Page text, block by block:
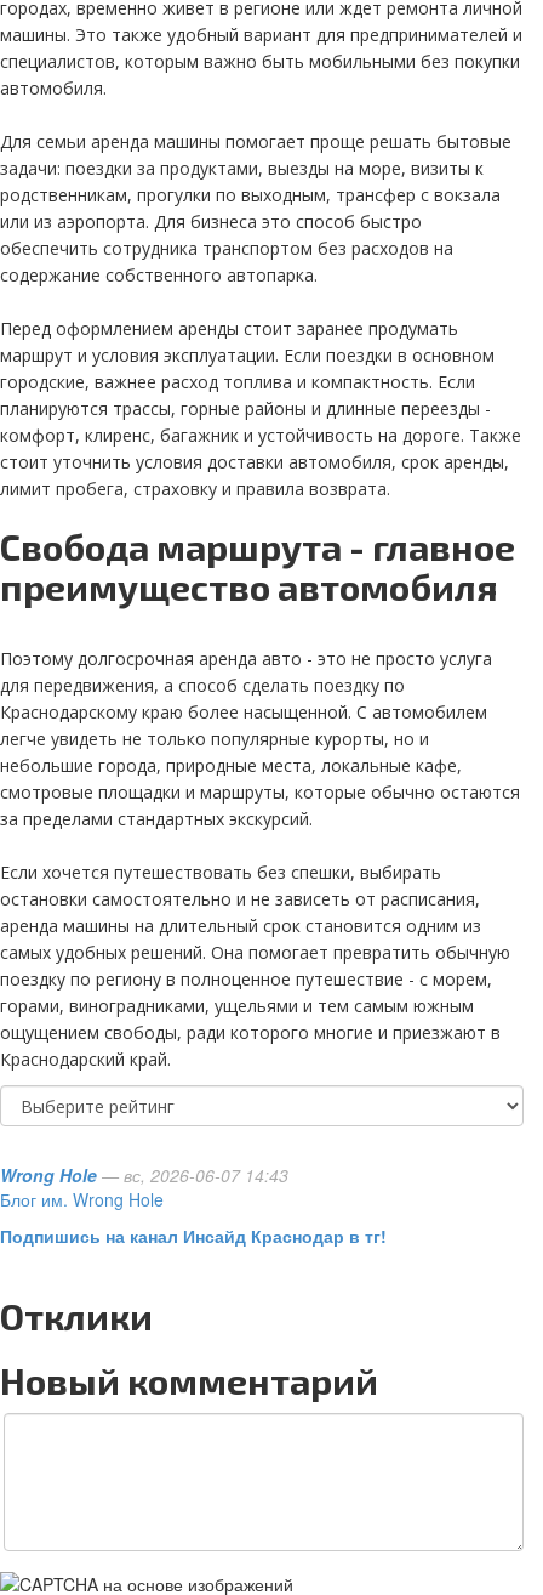
городах, временно живет в регионе или ждет ремонта личной
машины. Это также удобный вариант для предпринимателей и
специалистов, которым важно быть мобильными без покупки
автомобиля.
Для семьи аренда машины помогает проще решать бытовые
задачи: поездки за продуктами, выезды на море, визиты к
родственникам, прогулки по выходным, трансфер с вокзала
или из аэропорта. Для бизнеса это способ быстро
обеспечить сотрудника транспортом без расходов на
содержание собственного автопарка.
Перед оформлением аренды стоит заранее продумать
маршрут и условия эксплуатации. Если поездки в основном
городские, важнее расход топлива и компактность. Если
планируются трассы, горные районы и длинные переезды -
комфорт, клиренс, багажник и устойчивость на дороге. Также
стоит уточнить условия доставки автомобиля, срок аренды,
лимит пробега, страховку и правила возврата.
Свобода маршрута - главное
преимущество автомобиля
Поэтому долгосрочная аренда авто - это не просто услуга
для передвижения, а способ сделать поездку по
Краснодарскому краю более насыщенной. С автомобилем
легче увидеть не только популярные курорты, но и
небольшие города, природные места, локальные кафе,
смотровые площадки и маршруты, которые обычно остаются
за пределами стандартных экскурсий.
Если хочется путешествовать без спешки, выбирать
остановки самостоятельно и не зависеть от расписания,
аренда машины на длительный срок становится одним из
самых удобных решений. Она помогает превратить обычную
поездку по региону в полноценное путешествие - с морем,
горами, виноградниками, ущельями и тем самым южным
ощущением свободы, ради которого многие и приезжают в
Краснодарский край.
Wrong Hole — вс, 2026-06-07 14:43
Блог им. Wrong Hole
Подпишись на канал Инсайд Краснодар в тг!
Отклики
Новый комментарий